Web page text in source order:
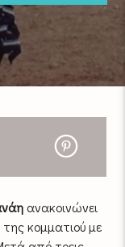
ανακοινώνει
κομματιού με